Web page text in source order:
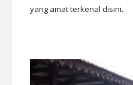
yang amat terkenal disini.